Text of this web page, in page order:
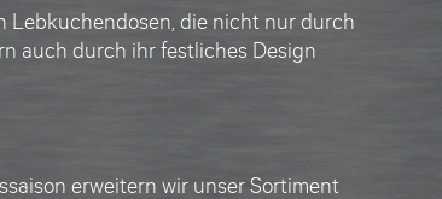
Lebkuchendosen , die nicht nur durch
auch durch ihr festliches Design
erweitern wir unser Sortiment